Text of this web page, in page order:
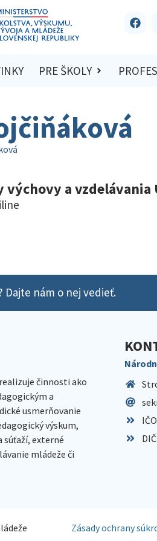
PRE ŠKOLY
výchovy a
Dajte nám o nej vedieť.
činnosti ako
a
usmerňovanie
výskum,
externé
mládeže či
Zásady ochrany